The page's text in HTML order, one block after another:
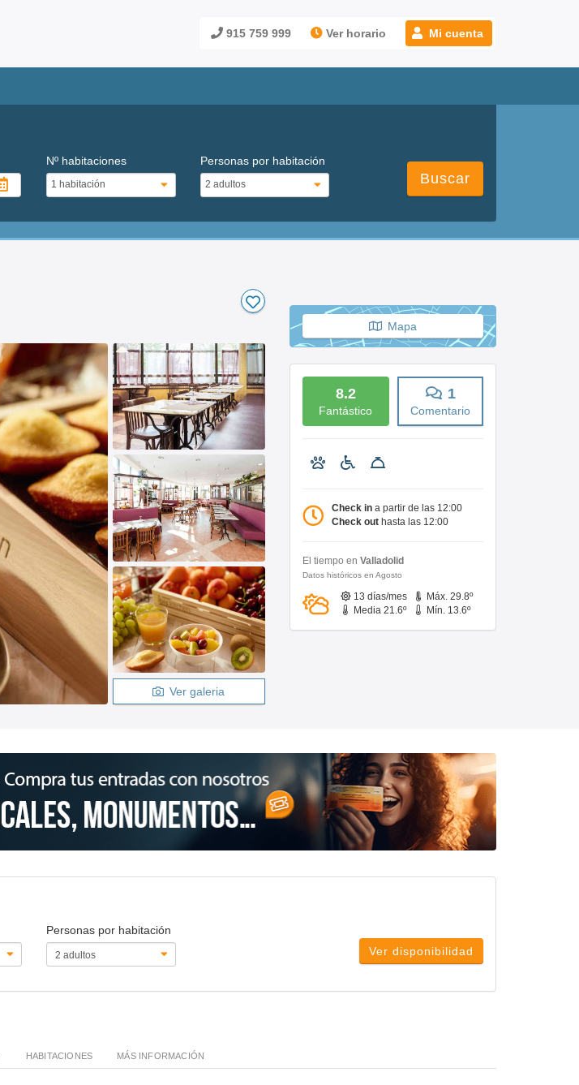
915 759 999 Ver horario Mi cuenta
Nº habitaciones Personas por habitación
Buscar
Ver galeria
Mapa
8.2
Fantástico
1
Comentario
Check in a partir de las 12:00
Check out hasta las 12:00
El tiempo en Valladolid
Datos históricos en Agosto
13 días/mes
Máx. 29.8º
Media 21.6º
Mín. 13.6º
Personas por habitación
Ver disponibilidad
HABITACIONES MÁS INFORMACIÓN